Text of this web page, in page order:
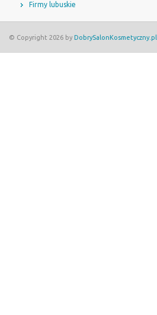
Firmy lubuskie
© Copyright 2026 by DobrySalonKosmetyczny.pl